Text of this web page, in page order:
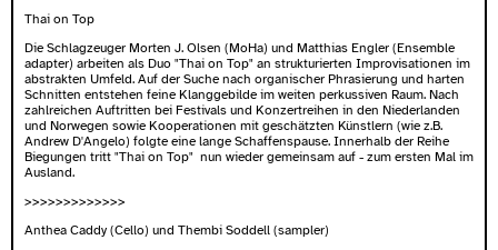
Thai on Top
Die Schlagzeuger Morten J. Olsen (MoHa) und Matthias Engler (Ensemble
adapter) arbeiten als Duo "Thai on Top" an strukturierten Improvisationen im
abstrakten Umfeld. Auf der Suche nach organischer Phrasierung und harten
Schnitten entstehen feine Klanggebilde im weiten perkussiven Raum. Nach
zahlreichen Auftritten bei Festivals und Konzertreihen in den Niederlanden
und Norwegen sowie Kooperationen mit geschätzten Künstlern (wie z.B.
Andrew D'Angelo) folgte eine lange Schaffenspause. Innerhalb der Reihe
Biegungen tritt "Thai on Top" nun wieder gemeinsam auf - zum ersten Mal im
Ausland.
>>>>>>>>>>>>>
Anthea Caddy (Cello) und Thembi Soddell (sampler)